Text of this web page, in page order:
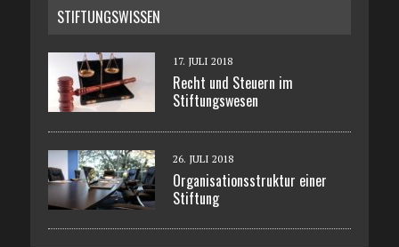
STIFTUNGSWISSEN
17. JULI 2018
Recht und Steuern im
Stiftungswesen
26. JULI 2018
Organisationsstruktur einer
Stiftung